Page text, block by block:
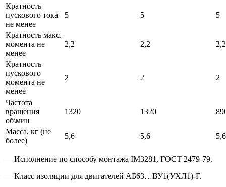
Кратность
пускового тока
не менее
5 5 5
Кратность макс.
момента не
менее
2,2 2,2 2,2
Кратность
пускового
момента не
менее
2 2 2
Частота
вращения
об\мин
1320 1320
Масса, кг (не
более)
5,6 5,6 5,6
— Исполнение по способу монтажа IM3281, ГОСТ 2479-79.
— Класс изоляции для двигателей АБ63…ВУ1(УХЛ1)-F.